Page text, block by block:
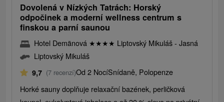
Dovolená v Nízkých Tatrách: Horský
odpočinek a moderní wellness centrum s
finskou a parní saunou
Hotel Demänová ★★★★ Liptovský Mikuláš - Jasná
Liptovský Mikuláš
9,7 (7 recenzí)Od 2 NocíSnídaně, Polopenze
Horké sauny doplňuje relaxační bazének, perličková